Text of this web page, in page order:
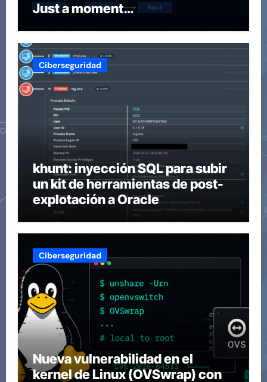
Just a moment…
Ciberseguridad
khunt: inyección SQL para subir
un kit de herramientas de post-
explotación a Oracle
Ciberseguridad
Nueva vulnerabilidad en el
kernel de Linux (OVSwrap) con